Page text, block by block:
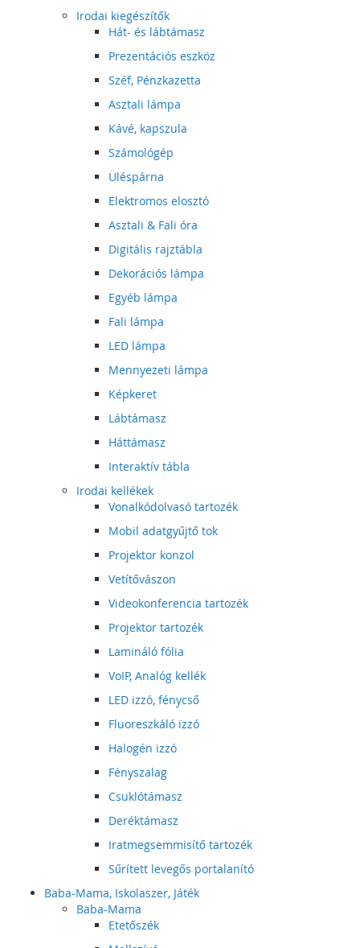
Irodai kiegészítők
Hát- és lábtámasz
Prezentációs eszköz
Széf, Pénzkazetta
Asztali lámpa
Kávé, kapszula
Számológép
Üléspárna
Elektromos elosztó
Asztali & Fali óra
Digitális rajztábla
Dekorációs lámpa
Egyéb lámpa
Fali lámpa
LED lámpa
Mennyezeti lámpa
Képkeret
Lábtámasz
Háttámasz
Interaktív tábla
Irodai kellékek
Vonalkódolvasó tartozék
Mobil adatgyűjtő tok
Projektor konzol
Vetítővászon
Videokonferencia tartozék
Projektor tartozék
Lamináló fólia
VoIP, Analóg kellék
LED izzó, fénycső
Fluoreszkáló izzó
Halogén izzó
Fényszalag
Csuklótámasz
Deréktámasz
Iratmegsemmisítő tartozék
Sűrített levegős portalanító
Baba-Mama, Iskolaszer, Játék
Baba-Mama
Etetőszék